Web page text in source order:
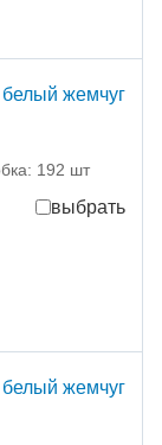
жемчуг
192 шт
выбрать
жемчуг